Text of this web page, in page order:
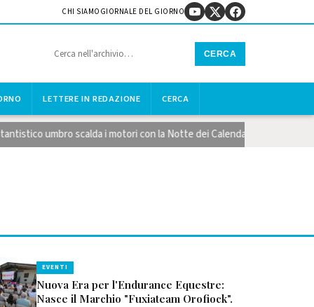
CHI SIAMO GIORNALE DEL GIORNO
CERCA
LETTERE IN REDAZIONE CERCA
scalda i motori con la Notte dei Calendari
EVENTI
Nuova Era per l'Endurance Equestre:
Nasce il Marchio "Fuxiateam Orofiock".